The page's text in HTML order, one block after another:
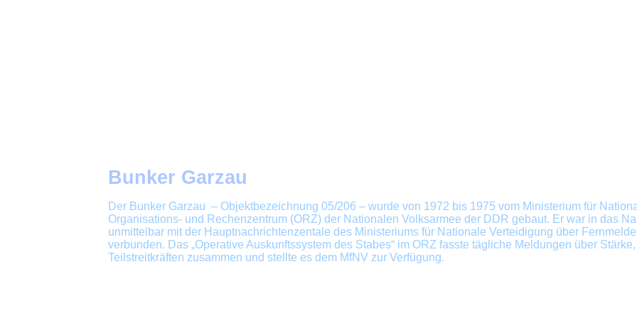
Bunker Garzau
Der Bunker Garzau – Objektbezeichnung 05/206 – wurde von 1972 bis 1975 vom Ministerium für
Organisations- und Rechenzentrum (ORZ) der Nationalen Volksarmee der DDR gebaut. Er war in das
unmittelbar mit der Hauptnachrichtenzentale des Ministeriums für Nationale Verteidigung über
verbunden. Das „Operative Auskunftssystem des Stabes“ im ORZ fasste tägliche Meldungen über
Teilstreitkräften zusammen und stellte es dem MfNV zur Verfügung.